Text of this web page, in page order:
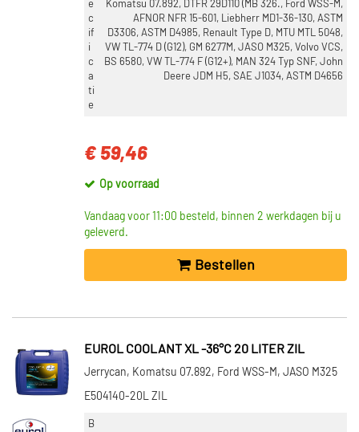
e
c
if
i
c
a
ti
e
Komatsu 07.892, DTFR 29D110 (MB 326., Ford WSS-M,
AFNOR NFR 15-601, Liebherr MD1-36-130, ASTM
D3306, ASTM D4985, Renault Type D, MTU MTL 5048,
VW TL-774 D (G12), GM 6277M, JASO M325, Volvo VCS,
BS 6580, VW TL-774 F (G12+), MAN 324 Typ SNF, John
Deere JDM H5, SAE J1034, ASTM D4656
€ 59,46
Op voorraad
Vandaag voor 11:00 besteld, binnen 2 werkdagen bij u
geleverd.
Bestellen
EUROL COOLANT XL -36°C 20 LITER ZIL
Jerrycan, Komatsu 07.892, Ford WSS-M, JASO M325
E504140-20L ZIL
B